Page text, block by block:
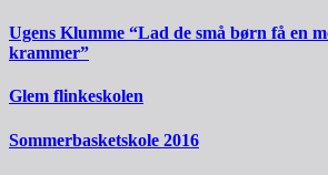
Ugens Klumme “Lad de små børn få en
krammer”
Glem flinkeskolen
Sommerbasketskole 2016